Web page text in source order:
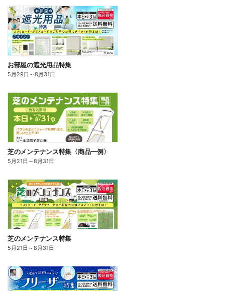
お部屋の遮光用品特集
5月29日 ～8月31日
芝のメンテナンス特集〈商品一例〉
5月21日 ～8月31日
芝のメンテナンス特集
5月21日 ～8月31日